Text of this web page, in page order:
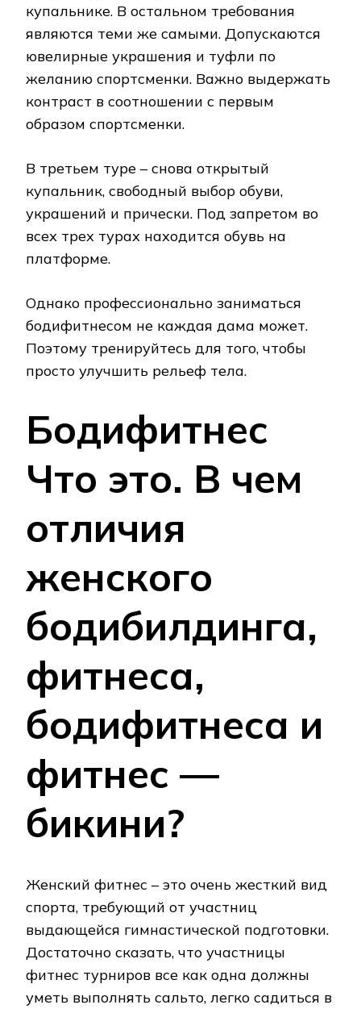
купальнике. В остальном требования
являются теми же самыми. Допускаются
ювелирные украшения и туфли по
желанию спортсменки. Важно выдержать
контраст в соотношении с первым
образом спортсменки.
В третьем туре – снова открытый
купальник, свободный выбор обуви,
украшений и прически. Под запретом во
всех трех турах находится обувь на
платформе.
Однако профессионально заниматься
бодифитнесом не каждая дама может.
Поэтому тренируйтесь для того, чтобы
просто улучшить рельеф тела.
Бодифитнес
Что это. В чем
отличия
женского
бодибилдинга,
фитнеса,
бодифитнеса и
фитнес —
бикини?
Женский фитнес – это очень жесткий вид
спорта, требующий от участниц
выдающейся гимнастической подготовки.
Достаточно сказать, что участницы
фитнес турниров все как одна должны
уметь выполнять сальто, легко садиться в